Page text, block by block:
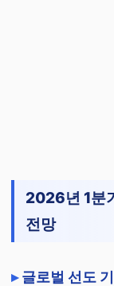
2026년 1분
전망
글로벌 선도